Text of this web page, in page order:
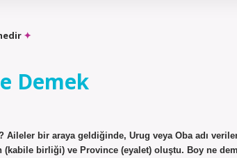
Demek
Aileler bir araya geldiğinde, Urug veya Oba adı
(kabile birliği) ve Province (eyalet) oluştu. Boy ne